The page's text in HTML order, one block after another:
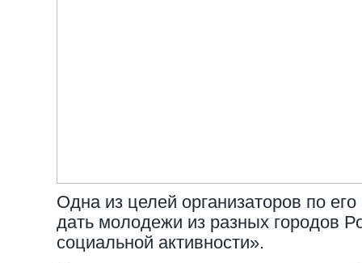
Одна из целей организаторов по
дать молодежи из разных городов
социальной активности».